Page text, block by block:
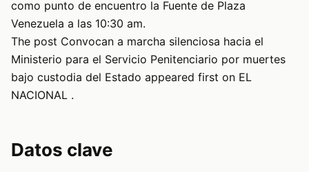
como punto de encuentro la Fuente de Plaza
Venezuela a las 10:30 am.
The post Convocan a marcha silenciosa hacia el
Ministerio para el Servicio Penitenciario por muertes
bajo custodia del Estado appeared first on EL
NACIONAL .
Datos clave